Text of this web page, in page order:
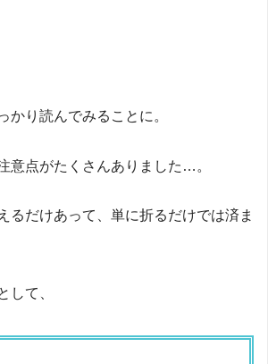
かり読んでみることに。
意点がたくさんありました…。
るだけあって、単に折るだけでは済ま
して、